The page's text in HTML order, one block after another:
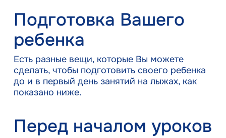
Подготовка Вашего
ребенка
Есть разные вещи, которые Вы можете
сделать, чтобы подготовить своего ребенка
до и в первый день занятий на лыжах, как
показано ниже.
Перед началом уроков